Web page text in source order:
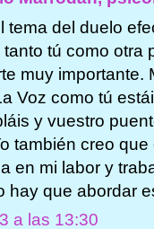
tema del duelo
tú como otra
muy importante.
Voz como tú
y vuestro
también creo
en mi labor y
hay que abordar
a las 13:30